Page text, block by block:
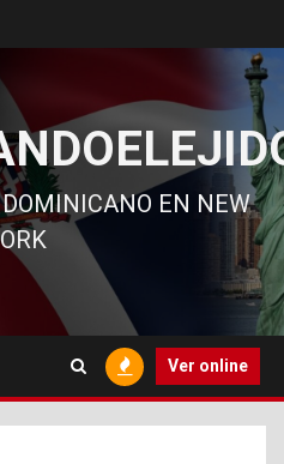
EN NEW
Ver online